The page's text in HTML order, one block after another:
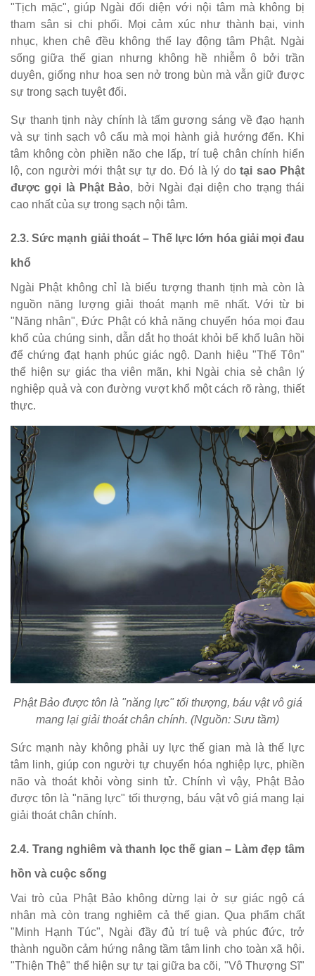
"Tịch mặc", giúp Ngài đối diện với nội tâm mà không bị
tham sân si chi phối. Mọi cảm xúc như thành bại, vinh
nhục, khen chê đều không thể lay động tâm Phật. Ngài
sống giữa thế gian nhưng không hề nhiễm ô bởi trần
duyên, giống như hoa sen nở trong bùn mà vẫn giữ được
sự trong sạch tuyệt đối.
Sự thanh tịnh này chính là tấm gương sáng về đạo hạnh
và sự tinh sạch vô cấu mà mọi hành giả hướng đến. Khi
tâm không còn phiền não che lấp, trí tuệ chân chính hiển
lộ, con người mới thật sự tự do. Đó là lý dotại sao Phật
được gọi là Phật Bảo, bởi Ngài đại diện cho trạng thái
cao nhất của sự trong sạch nội tâm.
2.3. Sức mạnh giải thoát – Thế lực lớn hóa giải mọi đau
khổ
Ngài Phật không chỉ là biểu tượng thanh tịnh mà còn là
nguồn năng lượng giải thoát mạnh mẽ nhất. Với từ bi
"Năng nhân", Đức Phật có khả năng chuyển hóa mọi đau
khổ của chúng sinh, dẫn dắt họ thoát khỏi bể khổ luân hồi
để chứng đạt hạnh phúc giác ngộ. Danh hiệu "Thế Tôn"
thể hiện sự giác tha viên mãn, khi Ngài chia sẻ chân lý
nghiệp quả và con đường vượt khổ một cách rõ ràng, thiết
thực.
Phật Bảo được tôn là "năng lực" tối thượng, báu vật vô giá
mang lại giải thoát chân chính. (Nguồn: Sưu tầm)
Sức mạnh này không phải uy lực thế gian mà là thế lực
tâm linh, giúp con người tự chuyển hóa nghiệp lực, phiền
não và thoát khỏi vòng sinh tử. Chính vì vậy, Phật Bảo
được tôn là "năng lực" tối thượng, báu vật vô giá mang lại
giải thoát chân chính.
2.4. Trang nghiêm và thanh lọc thế gian – Làm đẹp tâm
hồn và cuộc sống
Vai trò của Phật Bảo không dừng lại ở sự giác ngộ cá
nhân mà còn trang nghiêm cả thế gian. Qua phẩm chất
"Minh Hạnh Túc", Ngài đầy đủ trí tuệ và phúc đức, trở
thành nguồn cảm hứng nâng tầm tâm linh cho toàn xã hội.
"Thiện Thệ" thể hiện sự tự tại giữa ba cõi, "Vô Thượng Sĩ"